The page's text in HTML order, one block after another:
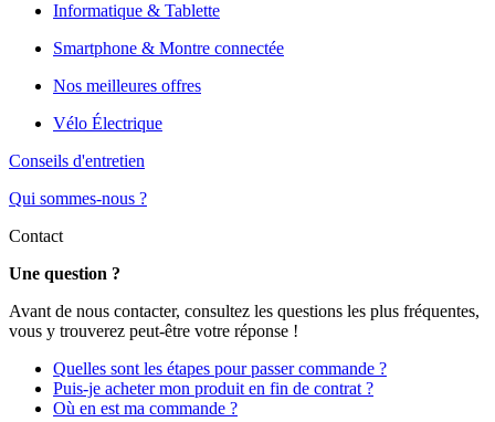
Informatique & Tablette
Smartphone & Montre connectée
Nos meilleures offres
Vélo Électrique
Conseils d'entretien
Qui sommes-nous ?
Contact
Une question ?
Avant de nous contacter, consultez les questions les plus fréquentes,
vous y trouverez peut-être votre réponse !
Quelles sont les étapes pour passer commande ?
Puis-je acheter mon produit en fin de contrat ?
Où en est ma commande ?